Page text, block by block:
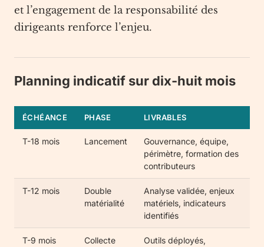
et l’engagement de la responsabilité des
dirigeants renforce l’enjeu.
Planning indicatif sur dix-huit mois
ÉCHÉANCE PHASE LIVRABLES
T-18 mois Lancement
Gouvernance, équipe,
périmètre, formation des
contributeurs
T-12 mois
Double
matérialité
Analyse validée, enjeux
matériels, indicateurs
identifiés
T-9 mois
Collecte
Outils déployés,